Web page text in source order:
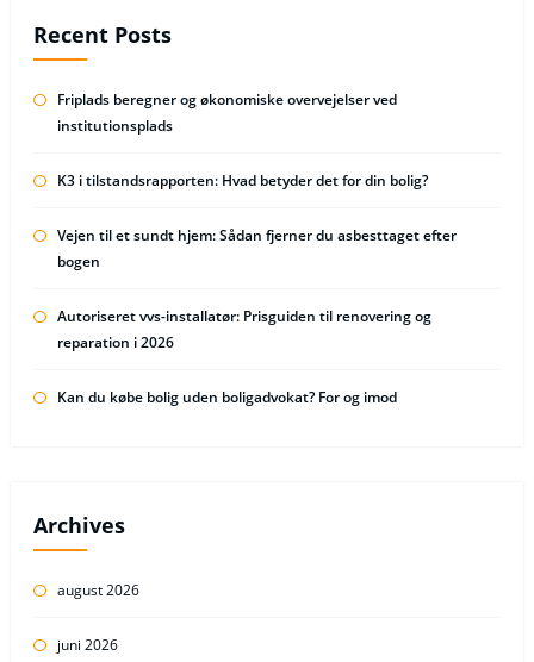
Recent Posts
Friplads beregner og økonomiske overvejelser ved
institutionsplads
K3 i tilstandsrapporten: Hvad betyder det for din bolig?
Vejen til et sundt hjem: Sådan fjerner du asbesttaget efter
bogen
Autoriseret vvs-installatør: Prisguiden til renovering og
reparation i 2026
Kan du købe bolig uden boligadvokat? For og imod
Archives
august 2026
juni 2026